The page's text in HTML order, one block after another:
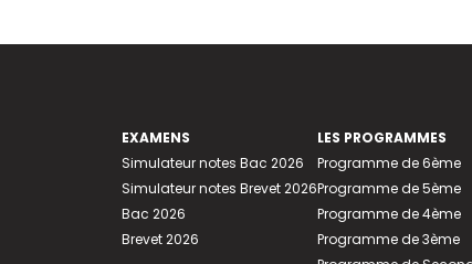
EXAMENS
Simulateur notes Bac 2026
Simulateur notes Brevet 2026
Bac 2026
Brevet 2026
LES PROGRAMMES
Programme de 6ème
Programme de 5ème
Programme de 4ème
Programme de 3ème